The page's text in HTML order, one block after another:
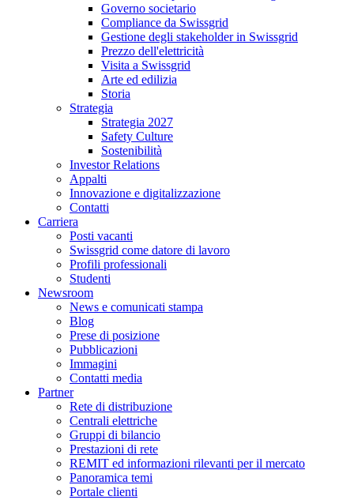
Governo societario
Compliance da Swissgrid
Gestione degli stakeholder in Swissgrid
Prezzo dell'elettricità
Visita a Swissgrid
Arte ed edilizia
Storia
Strategia
Strategia 2027
Safety Culture
Sostenibilità
Investor Relations
Appalti
Innovazione e digitalizzazione
Contatti
Carriera
Posti vacanti
Swissgrid come datore di lavoro
Profili professionali
Studenti
Newsroom
News e comunicati stampa
Blog
Prese di posizione
Pubblicazioni
Immagini
Contatti media
Partner
Rete di distribuzione
Centrali elettriche
Gruppi di bilancio
Prestazioni di rete
REMIT ed informazioni rilevanti per il mercato
Panoramica temi
Portale clienti